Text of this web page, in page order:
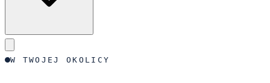
W TWOJEJ OKOLICY